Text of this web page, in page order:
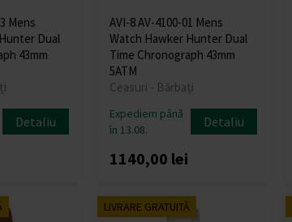
Mens
Dual
43mm
Detaliu
AVI-8 AV-4100-01 Mens
Watch Hawker Hunter Dual
Time Chronograph 43mm
5ATM
Ceasuri - Bărbați
Expediem până
în 13.08.
Detaliu
1140,00 lei
LIVRARE GRATUITĂ